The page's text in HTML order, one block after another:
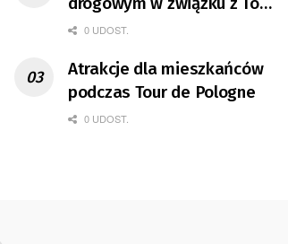
de Pologne
0 UDOST.
Atrakcje dla mieszkańców
podczas Tour de Pologne
0 UDOST.